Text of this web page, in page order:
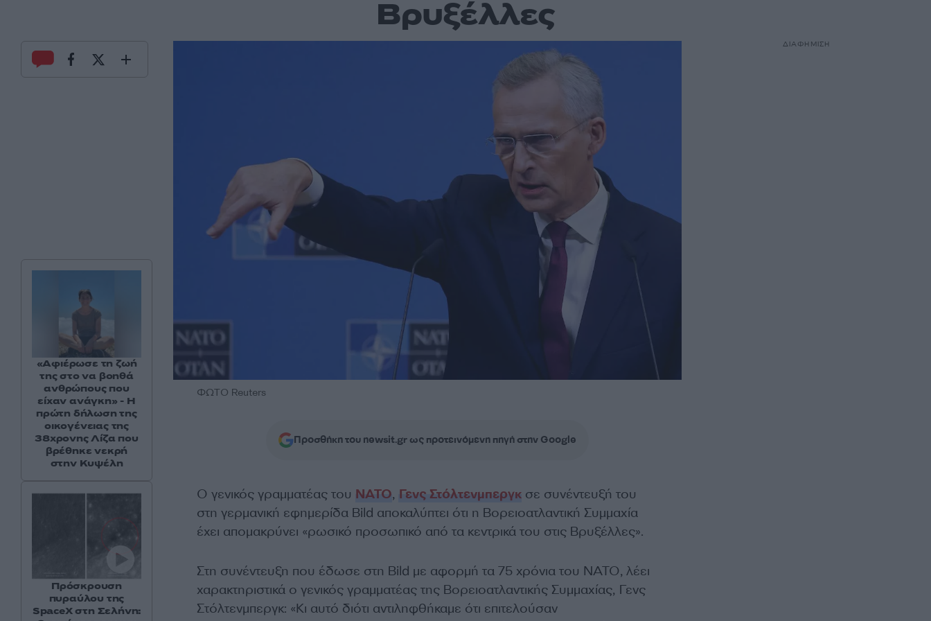
Βρυξέλλες
ΦΩΤΟ Reuters
Προσθήκη του newsit.gr ως προτεινόμενη πηγή στην Google
O γενικός γραμματέας του ΝΑΤΟ, Γενς Στόλτενμπεργκσε συνέντευξή του
στη γερμανική εφημερίδα Bild αποκαλύπτει ότι η Βορειοατλαντική Συμμαχία
έχει απομακρύνει «ρωσικό προσωπικό από τα κεντρικά του στις Βρυξέλλες».
Στη συνέντευξη που έδωσε στη Bild με αφορμή τα 75 χρόνια του ΝΑΤΟ, λέει
χαρακτηριστικά ο γενικός γραμματέας της Βορειοατλαντικής Συμμαχίας, Γενς
Στόλτενμπεργκ: «Κι αυτό διότι αντιληφθήκαμε ότι επιτελούσαν
«Αφιέρωσε τη ζωή
της στο να βοηθά
ανθρώπους που
είχαν ανάγκη» - Η
πρώτη δήλωση της
οικογένειας της
38χρονης Λίζα που
βρέθηκε νεκρή
στην Κυψέλη
Πρόσκρουση
πυραύλου της
SpaceX στη Σελήνη:
ΔΙΑΦΗΜΙΣΗ